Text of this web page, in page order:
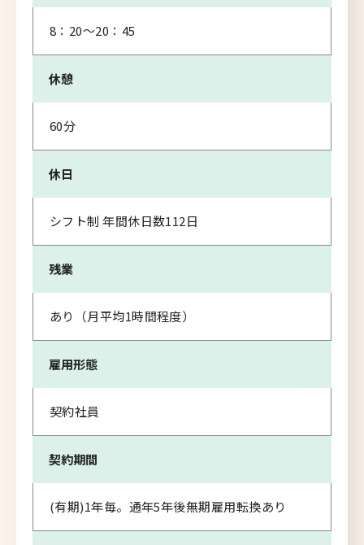
8：20～20：45
休憩
60分
休日
シフト制 年間休日数112日
残業
あり（月平均1時間程度）
雇用形態
契約社員
契約期間
(有期)1年毎。通年5年後無期雇用転換あり